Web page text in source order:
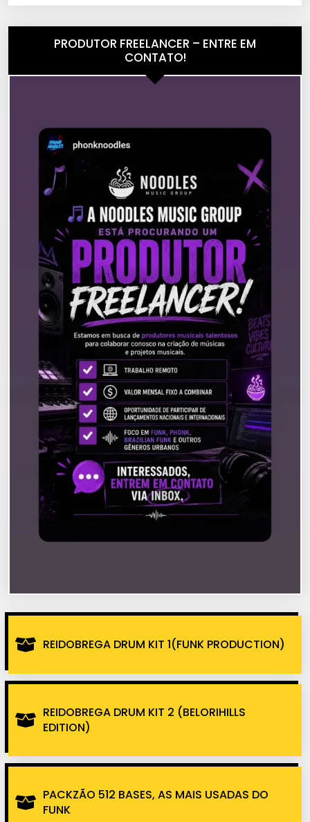
PRODUTOR FREELANCER – ENTRE EM
CONTATO!
REIDOBREGA DRUM KIT 1(FUNK PRODUCTION)
REIDOBREGA DRUM KIT 2 (BELORIHILLS
EDITION)
PACKZÃO 512 BASES, AS MAIS USADAS DO
FUNK